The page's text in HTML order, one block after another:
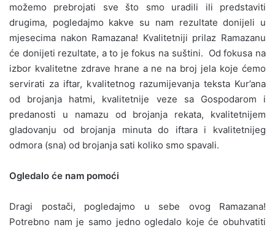
možemo prebrojati sve što smo uradili ili predstaviti
drugima, pogledajmo kakve su nam rezultate donijeli u
mjesecima nakon Ramazana! Kvalitetniji prilaz Ramazanu
će donijeti rezultate, a to je fokus na suštini. Od fokusa na
izbor kvalitetne zdrave hrane a ne na broj jela koje ćemo
servirati za iftar, kvalitetnog razumijevanja teksta Kur’ana
od brojanja hatmi, kvalitetnije veze sa Gospodarom i
predanosti u namazu od brojanja rekata, kvalitetnijem
gladovanju od brojanja minuta do iftara i kvalitetnijeg
odmora (sna) od brojanja sati koliko smo spavali.
Ogledalo će nam pomoći
Dragi postači, pogledajmo u sebe ovog Ramazana!
Potrebno nam je samo jedno ogledalo koje će obuhvatiti